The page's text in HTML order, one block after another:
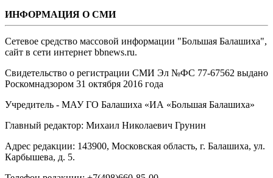
ИНФОРМАЦИЯ О СМИ
Сетевое средство массовой информации "Большая Балашиха",
сайт в сети интернет bbnews.ru.
Свидетельство о регистрации СМИ Эл №ФС ‎77-67562 выдано
Роскомнадзором 31 октября 2016 года
Учредитель - МАУ ГО Балашиха «ИА «Большая Балашиха»
Главный редактор: Михаил Николаевич Грунин
Адрес редакции: 143900, Московская область, г. Балашиха, ул.
Карбышева, д. 5.